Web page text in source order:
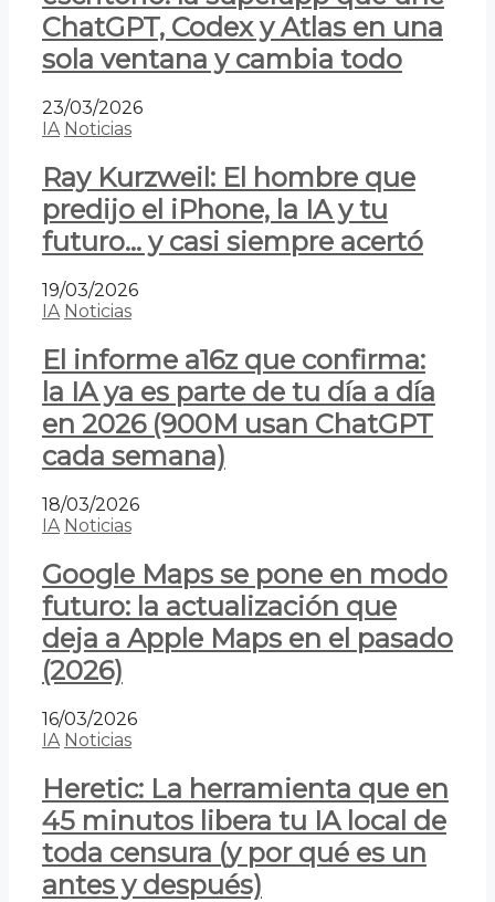
ChatGPT, Codex y Atlas en una
sola ventana y cambia todo
23/03/2026
IA Noticias
Ray Kurzweil: El hombre que
predijo el iPhone, la IA y tu
futuro… y casi siempre acertó
19/03/2026
IA Noticias
El informe a16z que confirma:
la IA ya es parte de tu día a día
en 2026 (900M usan ChatGPT
cada semana)
18/03/2026
IA Noticias
Google Maps se pone en modo
futuro: la actualización que
deja a Apple Maps en el pasado
(2026)
16/03/2026
IA Noticias
Heretic: La herramienta que en
45 minutos libera tu IA local de
toda censura (y por qué es un
antes y después)